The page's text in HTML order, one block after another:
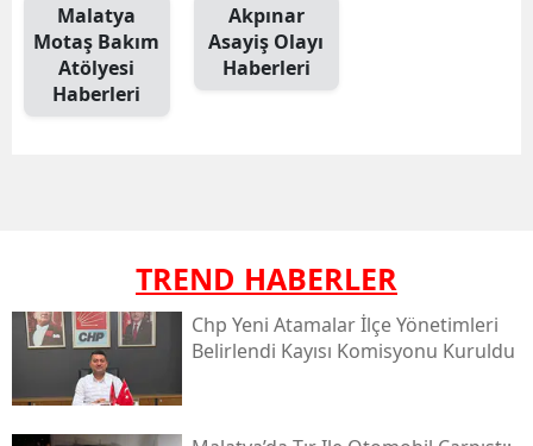
Malatya
Motaş Bakım
Atölyesi
Haberleri
Akpınar
Asayiş Olayı
Haberleri
TREND HABERLER
Chp Yeni Atamalar İlçe Yönetimleri
Belirlendi Kayısı Komisyonu Kuruldu